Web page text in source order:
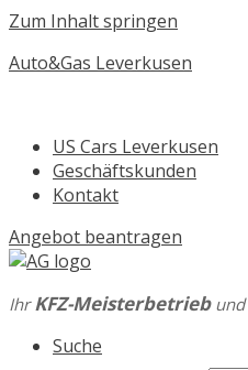
Zum Inhalt springen
Auto&Gas Leverkusen
US Cars Leverkusen
Geschäftskunden
Kontakt
Angebot beantragen
IhrKFZ-Meisterbetrieb und
Suche